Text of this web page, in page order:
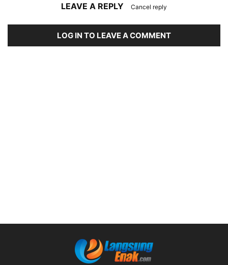
LEAVE A REPLY Cancel reply
LOG IN TO LEAVE A COMMENT